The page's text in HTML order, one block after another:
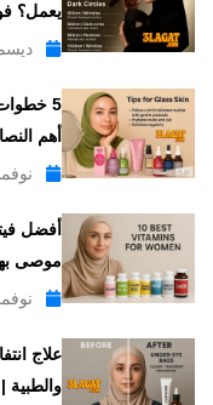
يعمل؟
ديسمبر
5
أهم
نوفمبر 11,
موصى
نوفمبر 3,
علاج
والطبية